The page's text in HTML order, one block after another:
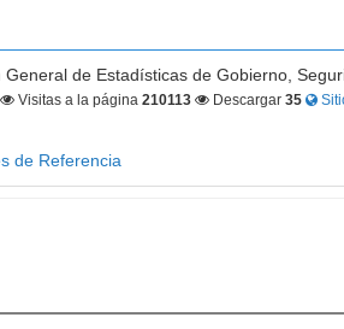
de Estadísticas de Gobierno,
Visitas a la página210113 Descargar35
de Referencia